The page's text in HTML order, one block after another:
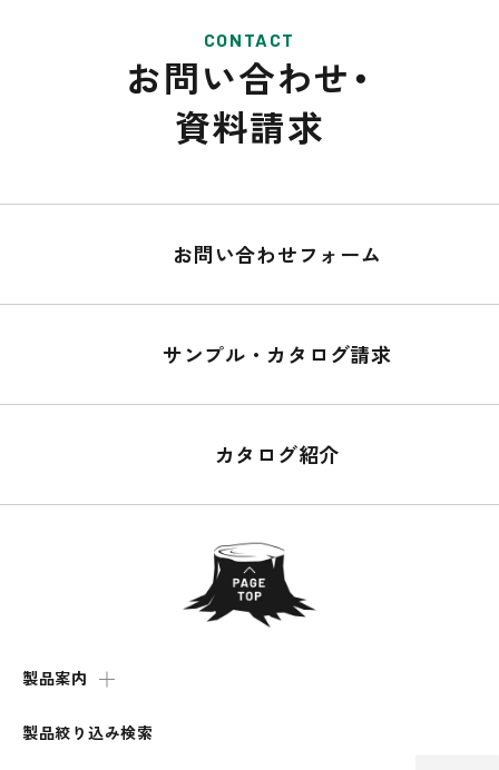
CONTACT
お問い合わせ・
資料請求
お問い合わせフォーム
サンプル・カタログ請求
カタログ紹介
製品案内
製品絞り込み検索